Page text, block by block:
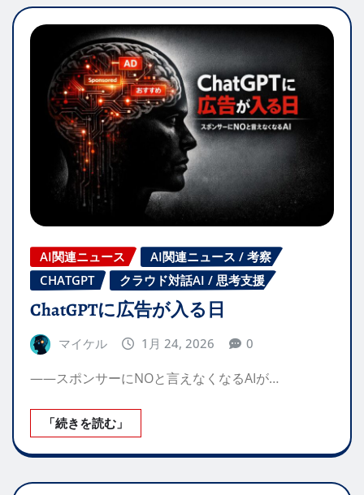
AI関連ニュース
AI関連ニュース / 考察
CHATGPT
クラウド対話AI / 思考支援
ChatGPTに広告が入る日
マイケル 1月 24, 2026 0
——スポンサーにNOと言えなくなるAIが…
「続きを読む」